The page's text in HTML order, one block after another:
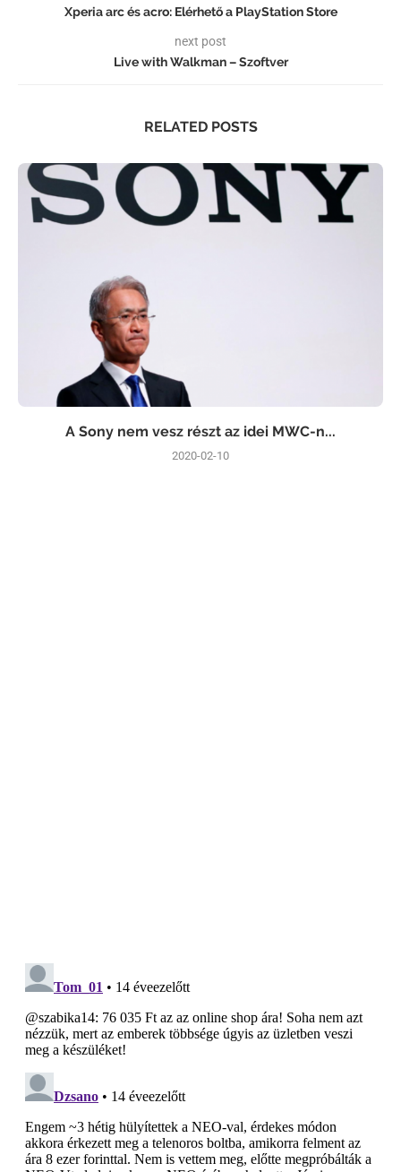
Xperia arc és acro: Elérhető a PlayStation Store
next post
Live with Walkman – Szoftver
RELATED POSTS
A Sony nem vesz részt az idei MWC-n...
2020-02-10